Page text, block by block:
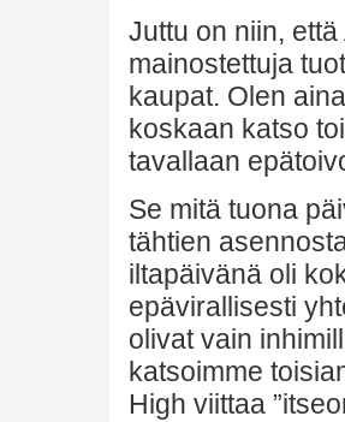
Juttu on niin,
mainostettuja
kaupat. Olen
koskaan katso
tavallaan
Se mitä tuona
tähtien
iltapäivänä oli
epävirallisesti
olivat vain
katsoimme
High viittaa